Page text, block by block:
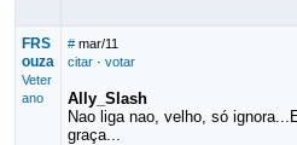
FRS
ouza
Veter
ano
# mar/11
citar· votar
Ally_Slash
Nao liga nao, velho, só
graça...